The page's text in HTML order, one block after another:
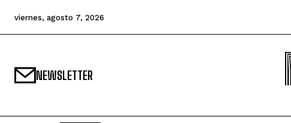
viernes, agosto 7, 2026
NEWSLETTER